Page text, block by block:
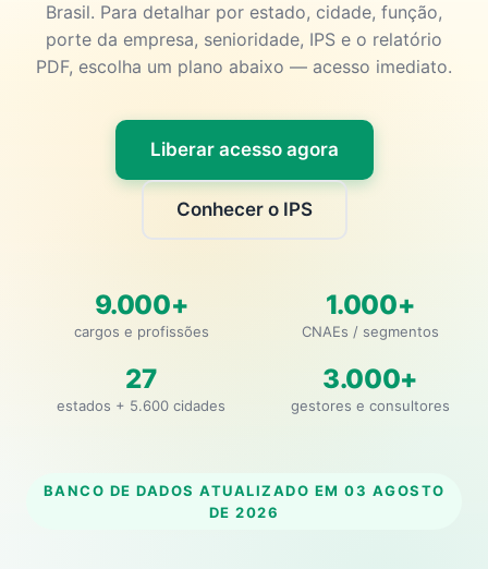
Brasil. Para detalhar por estado, cidade, função,
porte da empresa, senioridade, IPS e o relatório
PDF, escolha um plano abaixo — acesso imediato.
Liberar acesso agora
Conhecer o IPS
9.000+
cargos e profissões
1.000+
CNAEs / segmentos
27
estados + 5.600 cidades
3.000+
gestores e consultores
BANCO DE DADOS ATUALIZADO EM 03 AGOSTO
DE 2026